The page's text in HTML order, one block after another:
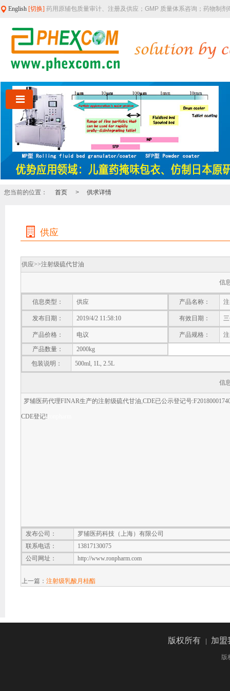
English [切换] 药用原辅包质量审计、注册及供应；GMP 质量体系咨询；药物制
您当前的位置： 首页 > 供求详情
供应
供应>>注射级硫代甘油
信
信息类型： 供应 产品名称：
发布日期： 2019/4/2 11:58:10 有效日期：
产品价格： 电议 产品规格：
产品数量：
2000kg
包装说明：
500ml, 1L, 2.5L
信
罗辅医药代理FINAR生产的注射级硫代甘油,CDE已公示登记号
CDE登记!
发布公司：
罗辅医药科技（上海）有限公司
联系电话：
13817130075
公司网址：
http://www.ronpharm.com
上一篇：注射级乳酸月桂酯
版权所有 加
版